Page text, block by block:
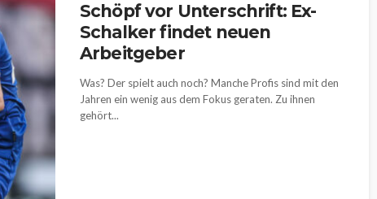
Schöpf vor Unterschrift: Ex-
Schalker findet neuen
Arbeitgeber
Was? Der spielt auch noch? Manche Profis sind mit den
Jahren ein wenig aus dem Fokus geraten. Zu ihnen
gehört...